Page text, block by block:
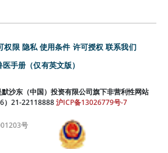
权限 隐私 使用条件 许可授权 联系我们
医手册（仅有英文版）
沙东（中国）投资有限公司旗下非营利性网站
）21-22118888 沪ICP备13026779号-7
号